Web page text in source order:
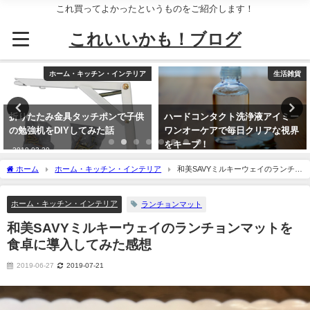
これ買ってよかったというものをご紹介します！
これいいかも！ブログ
ホーム・キッチン・インテリア
折りたたみ金具タッチポンで子供
の勉強机をDIYしてみた話
2019-03-20
生活雑貨
ハードコンタクト洗浄液アイミー
ワンオーケアで毎日クリアな視界
をキープ！
ホーム ホーム・キッチン・インテリア
和美SAVYミルキーウェイのランチョ
ンマットを食卓に導入してみた感想
ホーム・キッチン・インテリア ランチョンマット
和美SAVYミルキーウェイのランチョンマットを
食卓に導入してみた感想
2019-06-27 2019-07-21